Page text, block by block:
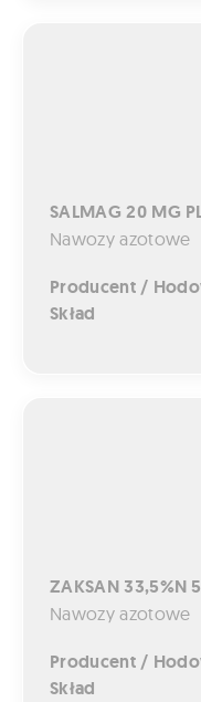
SALMAG 20 MG
Nawozy azotowe
Producent /
Skład
ZAKSAN 33,5%N
Nawozy azotowe
Producent /
Skład